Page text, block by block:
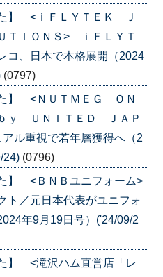
】 <ｉＦＬＹＴＥＫ Ｊ
ＩＯＮＳ> ｉＦＬＹＴ
コ、日本で本格展開（2024
(0797)
】 <ＮＵＴＭＥＧ ＯＮ
ｙ ＵＮＩＴＥＤ ＪＡＰ
ル重視で若年層獲得へ（2
24) (0796)
】 <ＢＮＢユニフォーム>
／元日本代表がユニフォ
年9月19日号）('24/09/2
】 <滝沢ハム直営店「レ